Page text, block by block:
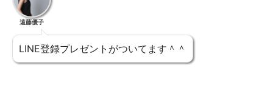
遠藤優子
LINE登録プレゼントがついてます＾＾